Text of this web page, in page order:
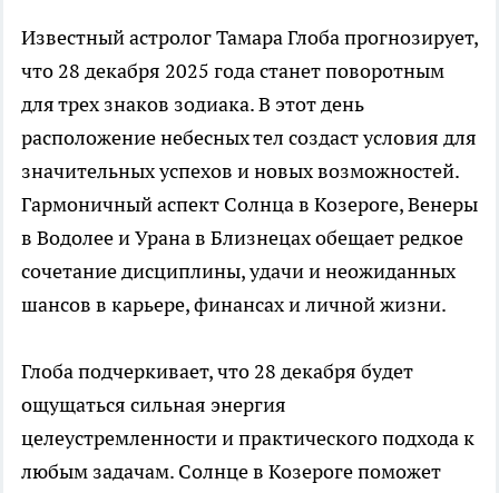
Известный астролог Тамара Глоба прогнозирует,
что 28 декабря 2025 года станет поворотным
для трех знаков зодиака. В этот день
расположение небесных тел создаст условия для
значительных успехов и новых возможностей.
Гармоничный аспект Солнца в Козероге, Венеры
в Водолее и Урана в Близнецах обещает редкое
сочетание дисциплины, удачи и неожиданных
шансов в карьере, финансах и личной жизни.
Глоба подчеркивает, что 28 декабря будет
ощущаться сильная энергия
целеустремленности и практического подхода к
любым задачам. Солнце в Козероге поможет